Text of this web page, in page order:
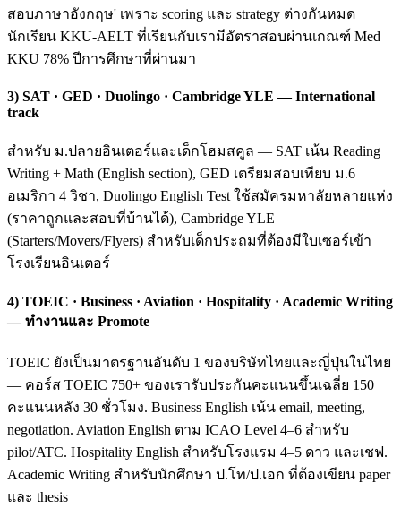
สอบภาษาอังกฤษ' เพราะ scoring และ strategy ต่างกันหมด
นักเรียน KKU-AELT ที่เรียนกับเรามีอัตราสอบผ่านเกณฑ์ Med
KKU 78% ปีการศึกษาที่ผ่านมา
3) SAT · GED · Duolingo · Cambridge YLE — International
track
สำหรับ ม.ปลายอินเตอร์และเด็กโฮมสคูล — SAT เน้น Reading +
Writing + Math (English section), GED เตรียมสอบเทียบ ม.6
อเมริกา 4 วิชา, Duolingo English Test ใช้สมัครมหาลัยหลายแห่ง
(ราคาถูกและสอบที่บ้านได้), Cambridge YLE
(Starters/Movers/Flyers) สำหรับเด็กประถมที่ต้องมีใบเซอร์เข้า
โรงเรียนอินเตอร์
4) TOEIC · Business · Aviation · Hospitality · Academic Writing
— ทำงานและ Promote
TOEIC ยังเป็นมาตรฐานอันดับ 1 ของบริษัทไทยและญี่ปุ่นในไทย
— คอร์ส TOEIC 750+ ของเรารับประกันคะแนนขึ้นเฉลี่ย 150
คะแนนหลัง 30 ชั่วโมง. Business English เน้น email, meeting,
negotiation. Aviation English ตาม ICAO Level 4–6 สำหรับ
pilot/ATC. Hospitality English สำหรับโรงแรม 4–5 ดาว และเชฟ.
Academic Writing สำหรับนักศึกษา ป.โท/ป.เอก ที่ต้องเขียน paper
และ thesis